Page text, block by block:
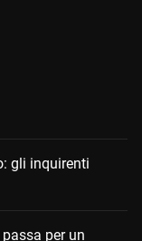
gli inquirenti
per un